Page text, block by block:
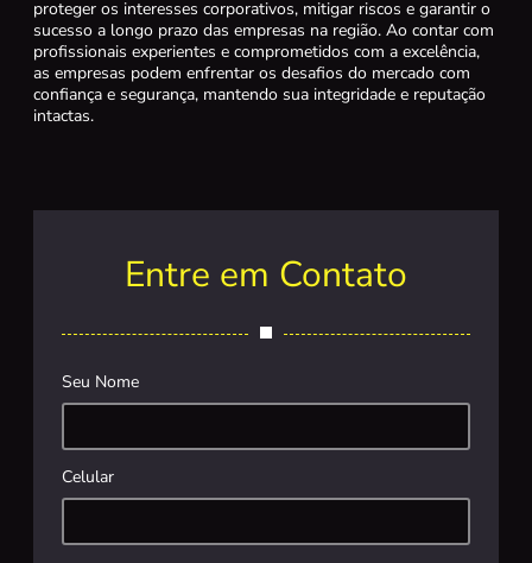
proteger os interesses corporativos, mitigar riscos e garantir o
sucesso a longo prazo das empresas na região. Ao contar com
profissionais experientes e comprometidos com a excelência,
as empresas podem enfrentar os desafios do mercado com
confiança e segurança, mantendo sua integridade e reputação
intactas.
Entre em Contato
Seu Nome
Celular